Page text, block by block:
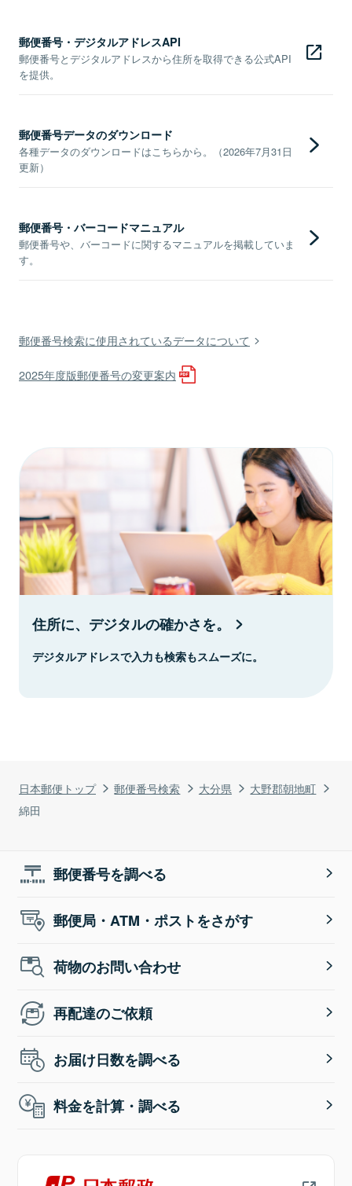
日本郵便トップ 郵便番号検索 大分県
大野郡朝地町
綿田
郵便番号・デジタルアドレスAPI
郵便番号とデジタルアドレスから住所を取得できる公式API
を提供。
郵便番号データのダウンロード
各種データのダウンロードはこちらから。（2026年7月31日
更新）
郵便番号・バーコードマニュアル
郵便番号や、バーコードに関するマニュアルを掲載していま
す。
郵便番号検索に使用されているデータについて
2025年度版郵便番号の変更案内
住所に、デジタルの確かさを。
デジタルアドレスで入力も検索もスムーズに。
郵便番号を調べる
郵便局・ATM・ポストをさがす
荷物のお問い合わせ
再配達のご依頼
お届け日数を調べる
料金を計算・調べる